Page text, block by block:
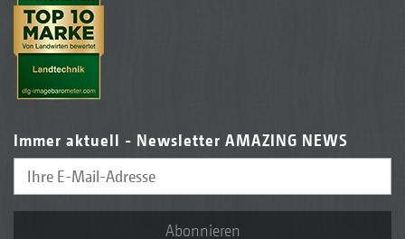
Immer aktuell - Newsletter AMAZING NEWS
Abonnieren